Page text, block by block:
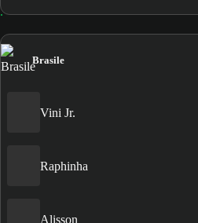
Brasile
Vini Jr.
Raphinha
Alisson